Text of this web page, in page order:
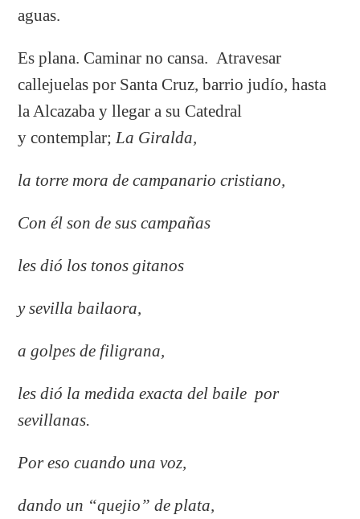
aguas.
Es plana. Caminar no cansa. Atravesar
callejuelas por Santa Cruz, barrio judío, hasta
la Alcazaba y llegar a su Catedral
y contemplar; La Giralda,
la torre mora de campanario cristiano,
Con él son de sus campañas
les dió los tonos gitanos
y sevilla bailaora,
a golpes de filigrana,
les dió la medida exacta del baile por
sevillanas.
Por eso cuando una voz,
dando un “quejio” de plata,